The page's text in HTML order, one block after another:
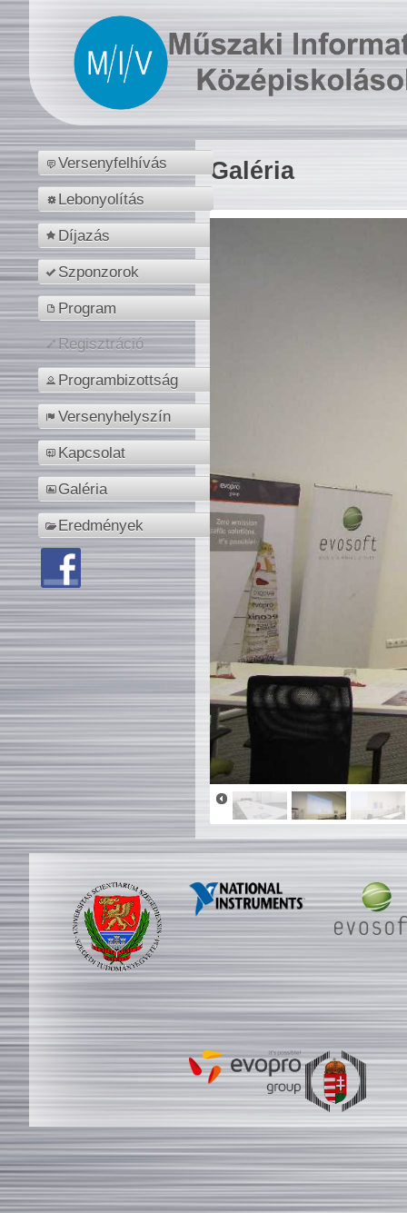
Versenyfelhívás
Lebonyolítás
Díjazás
Szponzorok
Program
Regisztráció
Programbizottság
Versenyhelyszín
Kapcsolat
Galéria
Eredmények
Galéria